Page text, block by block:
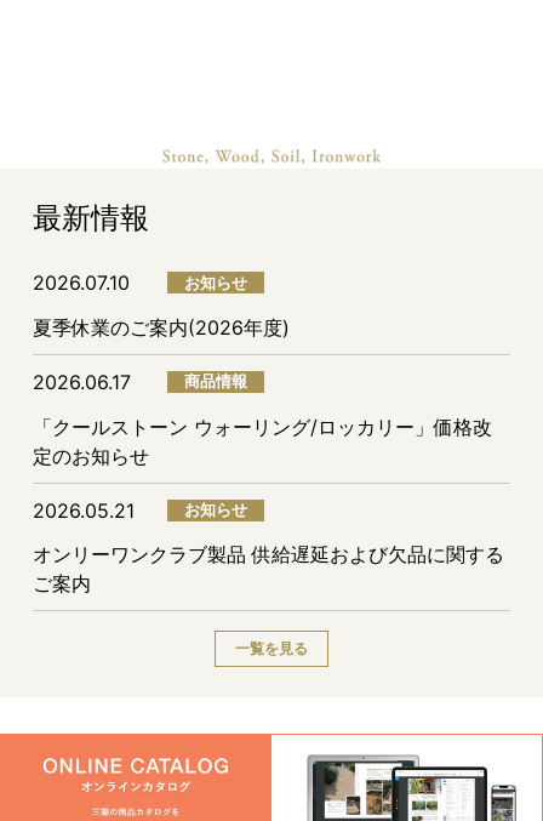
最新情報
2026.07.10 お知らせ
夏季休業のご案内(2026年度)
2026.06.17 商品情報
「クールストーン ウォーリング/ロッカリー」価格改
定のお知らせ
2026.05.21 お知らせ
オンリーワンクラブ製品 供給遅延および欠品に関する
ご案内
一覧を見る